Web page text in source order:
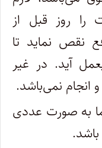
روز قبل از
نقص نماید تا
آید. در غیر
انجام نمی‌باشد.
به صورت عددی